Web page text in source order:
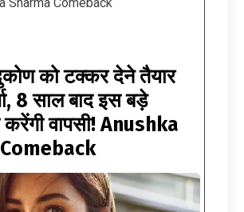
को टक्कर देने तैयार
8 साल बाद इस बड़े
वापसी! Anushka